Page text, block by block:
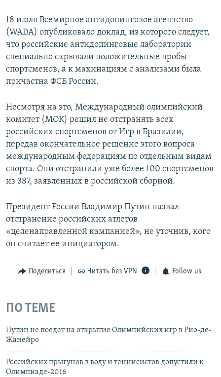
18 июля Всемирное антидопинговое агентство
(WADA) опубликовало доклад, из которого следует,
что российские антидопинговые лаборатории
специально скрывали положительные пробы
спортсменов, а к махинациям с анализами была
причастна ФСБ России.
Несмотря на это, Международный олимпийский
комитет (МОК) решил не отстранять всех
российских спортсменов от Игр в Бразилии,
передав окончательное решение этого вопроса
международным федерациям по отдельным видам
спорта. Они отстранили уже более 100 спортсменов
из 387, заявленных в российской сборной.
Президент России Владимир Путин назвал
отстранение российских атлетов
«целенаправленной кампанией», не уточнив, кого
он считает ее инициатором.
Поделиться Читать без VPN Follow us
ПО ТЕМЕ
Путин не поедет на открытие Олимпийских игр в Рио-де-
Жанейро
Российских прыгунов в воду и теннисистов допустили к
Олимпиаде-2016